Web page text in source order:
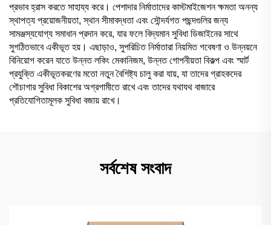
প্রভাব হ্রাস করতে সাহায্য করে। পেশাদার নির্মাতাদের কাস্টমাইজেশন ক্ষমতা অনন্য
স্থাপত্য প্রয়োজনীয়তা, স্থান সীমাবদ্ধতা এবং সৌন্দর্যগত পছন্দগুলির জন্য
সামঞ্জস্যযোগ্য সমাধান প্রদান করে, যার ফলে বিদ্যমান সুবিধা ডিজাইনের সাথে
সুগঠিতভাবে একীভূত হয়। এছাড়াও, সুপরিচিত নির্মাতারা নিয়মিত গবেষণা ও উন্নয়নে
বিনিয়োগ করেন যাতে উন্নত লকিং মেকানিজম, উন্নত গোপনীয়তা বিকল্প এবং স্মার্ট
প্রযুক্তি একীভূতকরণের মতো নতুন বৈশিষ্ট্য চালু করা যায়, যা তাদের গ্রাহকদের
শৌচাগার সুবিধা বিকাশের অগ্রগামীতে রাখে এবং তাদের যথাযথ বাজারে
প্রতিযোগিতামূলক সুবিধা বজায় রাখে।
সর্বশেষ সংবাদ